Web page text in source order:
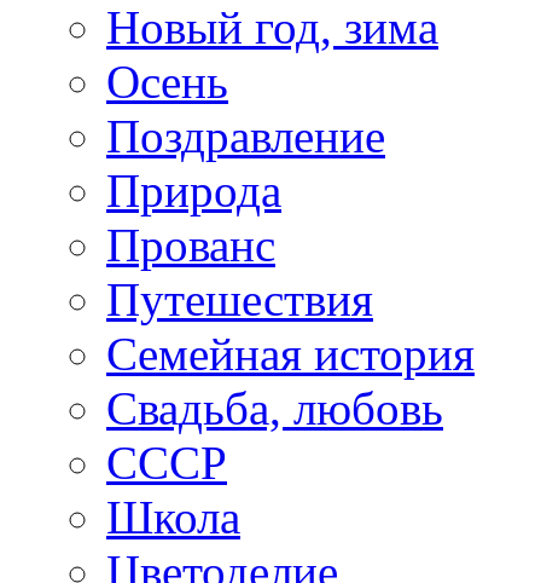
Новый год, зима
Осень
Поздравление
Природа
Прованс
Путешествия
Семейная история
Свадьба, любовь
СССР
Школа
Цветоделие